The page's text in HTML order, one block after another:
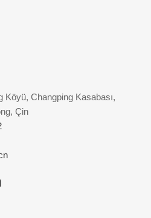
Köyü, Changping Kasabası,
Çin